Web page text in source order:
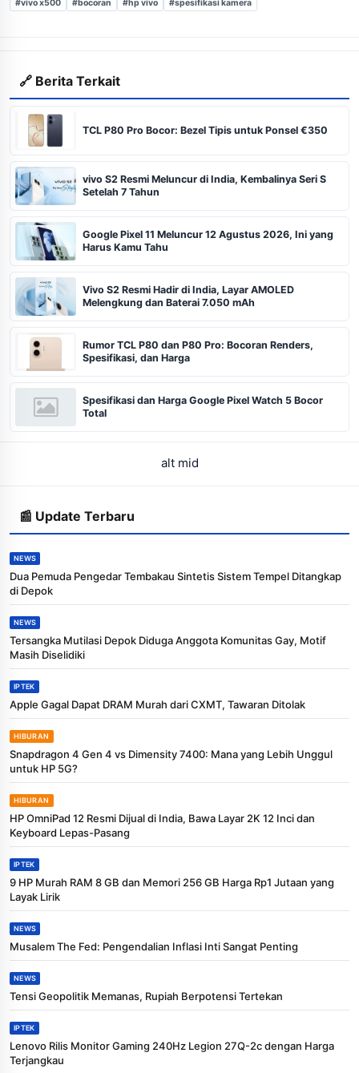
#vivo x500 #bocoran #hp vivo #spesifikasi kamera
🔗 Berita Terkait
TCL P80 Pro Bocor: Bezel Tipis untuk Ponsel €350
vivo S2 Resmi Meluncur di India, Kembalinya Seri S
Setelah 7 Tahun
Google Pixel 11 Meluncur 12 Agustus 2026, Ini yang
Harus Kamu Tahu
Vivo S2 Resmi Hadir di India, Layar AMOLED
Melengkung dan Baterai 7.050 mAh
Rumor TCL P80 dan P80 Pro: Bocoran Renders,
Spesifikasi, dan Harga
Spesifikasi dan Harga Google Pixel Watch 5 Bocor
Total
alt mid
📰 Update Terbaru
NEWS
Dua Pemuda Pengedar Tembakau Sintetis Sistem Tempel Ditangkap
di Depok
NEWS
Tersangka Mutilasi Depok Diduga Anggota Komunitas Gay, Motif
Masih Diselidiki
IPTEK
Apple Gagal Dapat DRAM Murah dari CXMT, Tawaran Ditolak
HIBURAN
Snapdragon 4 Gen 4 vs Dimensity 7400: Mana yang Lebih Unggul
untuk HP 5G?
HIBURAN
HP OmniPad 12 Resmi Dijual di India, Bawa Layar 2K 12 Inci dan
Keyboard Lepas-Pasang
IPTEK
9 HP Murah RAM 8 GB dan Memori 256 GB Harga Rp1 Jutaan yang
Layak Lirik
NEWS
Musalem The Fed: Pengendalian Inflasi Inti Sangat Penting
NEWS
Tensi Geopolitik Memanas, Rupiah Berpotensi Tertekan
IPTEK
Lenovo Rilis Monitor Gaming 240Hz Legion 27Q-2c dengan Harga
Terjangkau